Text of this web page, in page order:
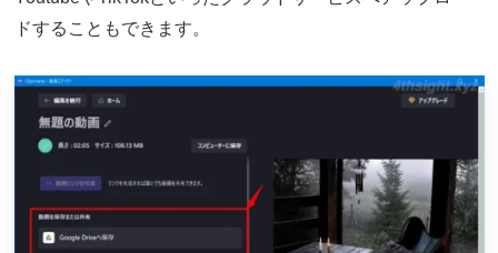
ドすることもできます。